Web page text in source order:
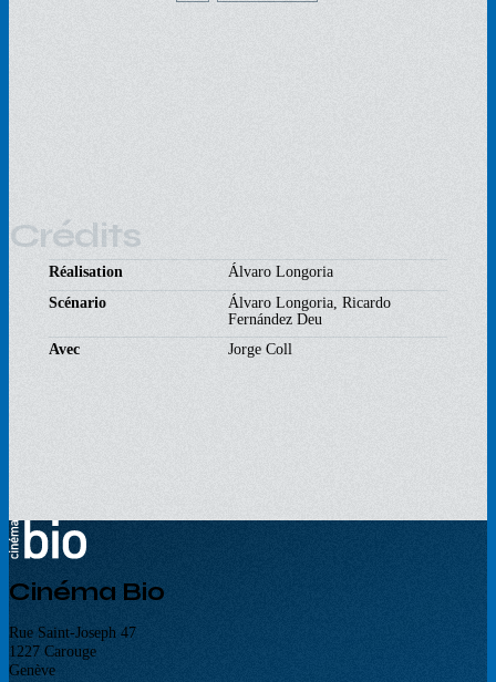
Crédits
Réalisation
Álvaro Longoria
Scénario
Álvaro Longoria, Ricardo
Fernández Deu
Avec
Jorge Coll
Cinéma Bio
Rue Saint-Joseph 47
1227 Carouge
Genève